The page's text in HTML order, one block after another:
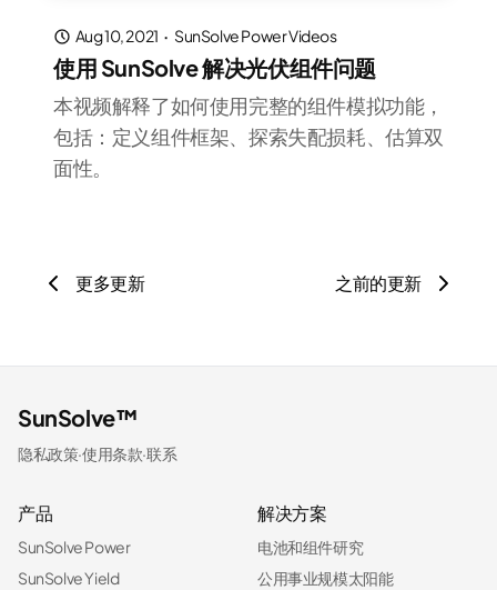
Aug 10, 2021 · SunSolve Power Videos
使用 SunSolve 解决光伏组件问题
本视频解释了如何使用完整的组件模拟功能，
包括：定义组件框架、探索失配损耗、估算双
面性。
更多更新 之前的更新
SunSolve™
隐私政策·使用条款·联系
产品
SunSolve Power
SunSolve Yield
解决方案
电池和组件研究
公用事业规模太阳能